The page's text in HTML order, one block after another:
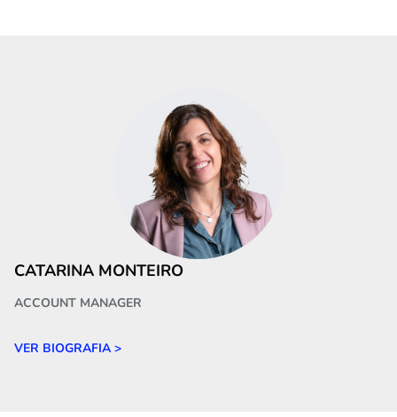
CATARINA MONTEIRO
ACCOUNT MANAGER
VER BIOGRAFIA >